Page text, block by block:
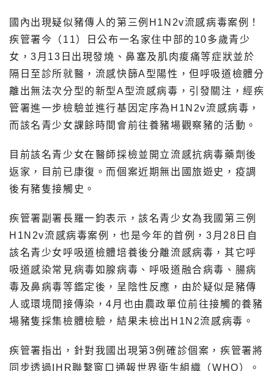
國內出現疑似豬傳人的第三例H1N2v流感病毒案例！
疾管署今（11）日公布一名家住中部的10多歲青少
女，3月13日出現發燒、鼻塞及肌肉痠痛等症狀並於
隔日至診所就醫，流感快篩A型陽性，但呼吸道檢體分
離出無法次分型的新型A型流感病毒，引發關注，經疾
管署進一步檢驗並進行基因定序為H1N2v流感病毒，
而該名青少女課餘時間會前往養豬場觀察豬的活動。
目前該名青少女在醫師採檢並開立流感抗病毒藥劑後
返家，目前已康復。而個案近期無出國旅遊史，疫調
後有豬隻接觸史。
疾管署副署長羅一鈞表示，該名青少女為我國第三例
H1N2v流感病毒案例，也是今年的首例，3月28日自
該名青少女呼吸道檢體培養後分離流感病毒，其它呼
吸道感染常見病毒如腺病毒、呼吸道融合病毒、腸病
毒及鼻病毒等鑑定後，呈陰性反應，由於疑似是豬傳
人或環境間接傳染，4月也由農政單位前往接觸的養豬
場豬隻採集檢體檢驗，結果未檢出H1N2流感病毒。
疾管署指出，針對我國出現第3例確診個案，疾管署將
同步透過IHR聯繫窗口通報世界衛生組織（WHO）。